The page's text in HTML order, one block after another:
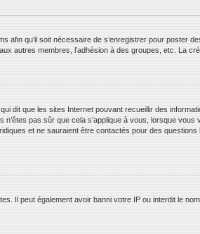
afin qu’il soit nécessaire de s’enregistrer pour
autres membres, l’adhésion à des groupes, etc. La
dit que les sites Internet pouvant recueillir des
pas sûr que cela s’applique à vous, lorsque
et ne sauraient être contactés pour des
Il peut également avoir banni votre IP ou interdit le